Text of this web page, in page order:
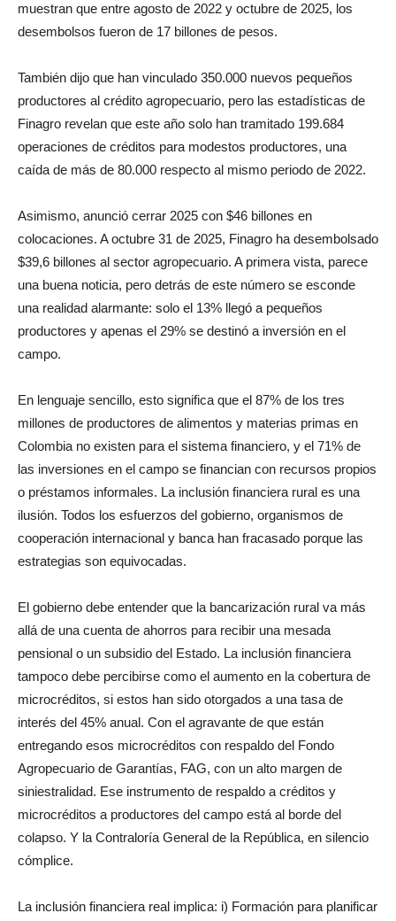
muestran que entre agosto de 2022 y octubre de 2025, los
desembolsos fueron de 17 billones de pesos.
También dijo que han vinculado 350.000 nuevos pequeños
productores al crédito agropecuario, pero las estadísticas de
Finagro revelan que este año solo han tramitado 199.684
operaciones de créditos para modestos productores, una
caída de más de 80.000 respecto al mismo periodo de 2022.
Asimismo, anunció cerrar 2025 con $46 billones en
colocaciones. A octubre 31 de 2025, Finagro ha desembolsado
$39,6 billones al sector agropecuario. A primera vista, parece
una buena noticia, pero detrás de este número se esconde
una realidad alarmante: solo el 13% llegó a pequeños
productores y apenas el 29% se destinó a inversión en el
campo.
En lenguaje sencillo, esto significa que el 87% de los tres
millones de productores de alimentos y materias primas en
Colombia no existen para el sistema financiero, y el 71% de
las inversiones en el campo se financian con recursos propios
o préstamos informales. La inclusión financiera rural es una
ilusión. Todos los esfuerzos del gobierno, organismos de
cooperación internacional y banca han fracasado porque las
estrategias son equivocadas.
El gobierno debe entender que la bancarización rural va más
allá de una cuenta de ahorros para recibir una mesada
pensional o un subsidio del Estado. La inclusión financiera
tampoco debe percibirse como el aumento en la cobertura de
microcréditos, si estos han sido otorgados a una tasa de
interés del 45% anual. Con el agravante de que están
entregando esos microcréditos con respaldo del Fondo
Agropecuario de Garantías, FAG, con un alto margen de
siniestralidad. Ese instrumento de respaldo a créditos y
microcréditos a productores del campo está al borde del
colapso. Y la Contraloría General de la República, en silencio
cómplice.
La inclusión financiera real implica: i) Formación para planificar